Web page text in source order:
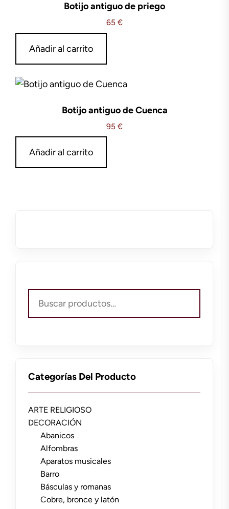
Botijo antiguo de priego
65 €
Añadir al carrito
Botijo antiguo de Cuenca
95 €
Añadir al carrito
por:
Categorías Del Producto
ARTE RELIGIOSO
DECORACIÓN
Abanicos
Alfombras
Aparatos musicales
Barro
Básculas y romanas
Cobre, bronce y latón